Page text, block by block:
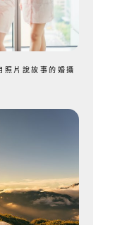
照片說故事的婚攝